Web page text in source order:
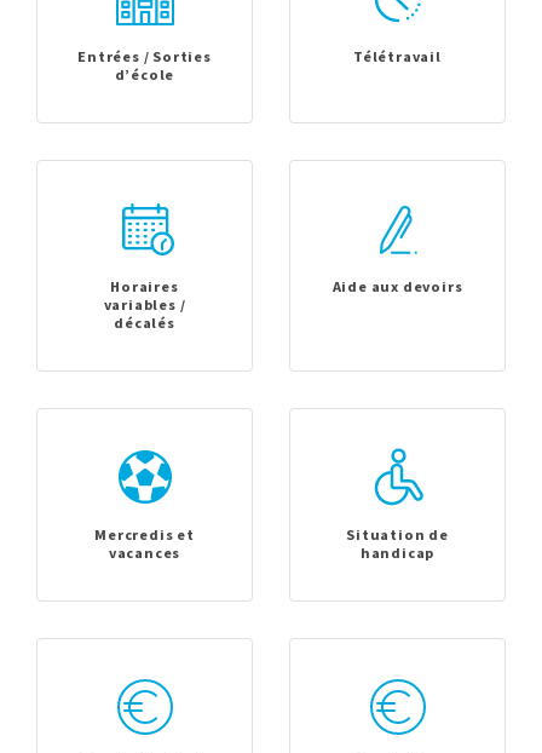
Entrées / Sorties
d’école
Télétravail
Horaires
variables /
décalés
Aide aux devoirs
Mercredis et
vacances
Situation de
handicap